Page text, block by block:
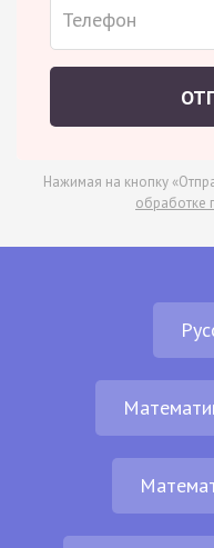
Нажимая на кнопку
обработке